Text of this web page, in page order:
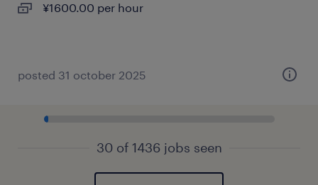
¥1600.00 per hour
posted 31 october 2025
30 of 1436 jobs seen